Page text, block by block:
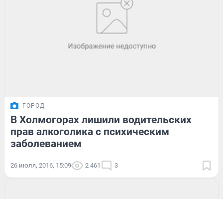
ГОРОД
В Холмогорах лишили водительских
прав алкоголика с психическим
заболеванием
26 июля, 2016, 15:09 2 461 3